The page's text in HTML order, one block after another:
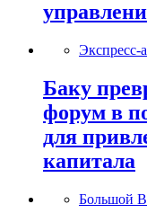
Экспресс-
Баку
форум в
для
капитала
Большой